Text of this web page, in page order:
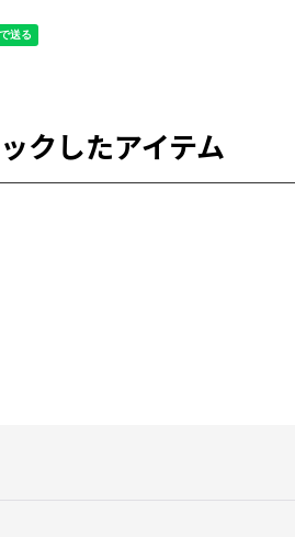
クしたアイテム